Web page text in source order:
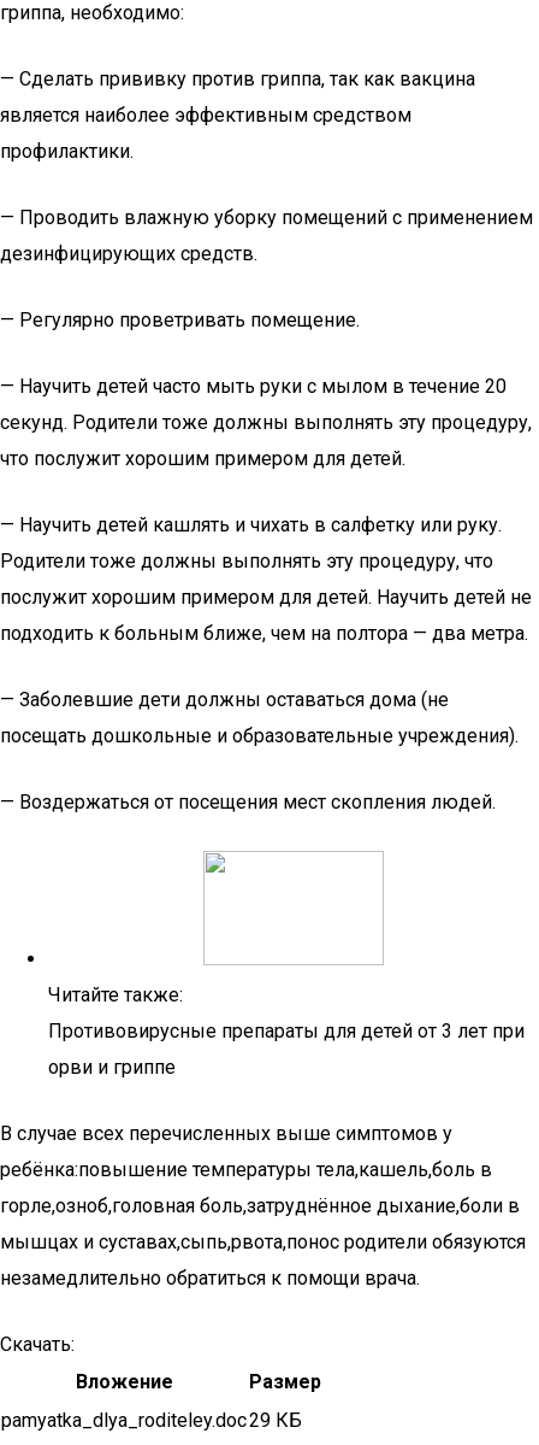
гриппа, необходимо:
— Сделать прививку против гриппа, так как вакцина
является наиболее эффективным средством
профилактики.
— Проводить влажную уборку помещений с применением
дезинфицирующих средств.
— Регулярно проветривать помещение.
— Научить детей часто мыть руки с мылом в течение 20
секунд. Родители тоже должны выполнять эту процедуру,
что послужит хорошим примером для детей.
— Научить детей кашлять и чихать в салфетку или руку.
Родители тоже должны выполнять эту процедуру, что
послужит хорошим примером для детей. Научить детей не
подходить к больным ближе, чем на полтора — два метра.
— Заболевшие дети должны оставаться дома (не
посещать дошкольные и образовательные учреждения).
— Воздержаться от посещения мест скопления людей.
Читайте также:
Противовирусные препараты для детей от 3 лет при
орви и гриппе
В случае всех перечисленных выше симптомов у
ребёнка:повышение температуры тела,кашель,боль в
горле,озноб,головная боль,затруднённое дыхание,боли в
мышцах и суставах,сыпь,рвота,понос родители обязуются
незамедлительно обратиться к помощи врача.
Скачать:
Вложение
Размер
pamyatka_dlya_roditeley.doc29 КБ